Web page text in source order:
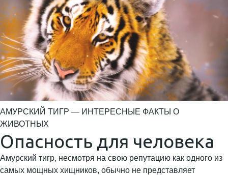
АМУРСКИЙ ТИГР — ИНТЕРЕСНЫЕ ФАКТЫ О
ЖИВОТНЫХ
Опасность для человека
Амурский тигр, несмотря на свою репутацию как одного из
самых мощных хищников, обычно не представляет